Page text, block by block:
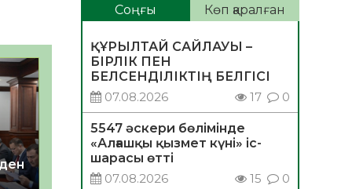
Соңғы Көп қаралған
ҚҰРЫЛТАЙ САЙЛАУЫ –
БІРЛІК ПЕН
БЕЛСЕНДІЛІКТІҢ БЕЛГІСІ
07.08.2026
17 0
5547 әскери бөлімінде
«Алғашқы қызмет күні» іс-
шарасы өтті
07.08.2026
15 0